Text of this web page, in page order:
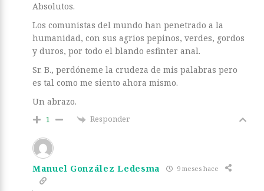
Absolutos.
Los comunistas del mundo han penetrado a la
humanidad, con sus agrios pepinos, verdes, gordos
y duros, por todo el blando esfinter anal.
Sr. B., perdóneme la crudeza de mis palabras pero
es tal como me siento ahora mismo.
Un abrazo.
1 Responder
Manuel González Ledesma 9 meses hace